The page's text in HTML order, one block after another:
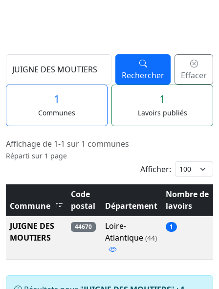
Rechercher Effacer
1
Communes
1
Lavoirs publiés
Affichage de 1-1 sur 1 communes
Réparti sur 1 page
Afficher:
Commune
Code
postal
Département
Nombre de
lavoirs
JUIGNE DES
MOUTIERS
44670
Loire-
Atlantique (44)
1